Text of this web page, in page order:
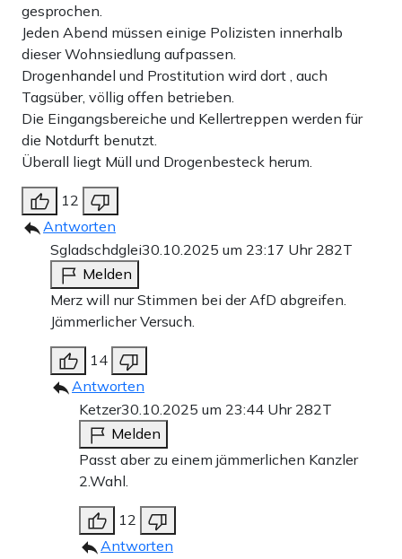
gesprochen.
Jeden Abend müssen einige Polizisten innerhalb
dieser Wohnsiedlung aufpassen.
Drogenhandel und Prostitution wird dort , auch
Tagsüber, völlig offen betrieben.
Die Eingangsbereiche und Kellertreppen werden für
die Notdurft benutzt.
Überall liegt Müll und Drogenbesteck herum.
12
Antworten
Sgladschdglei30.10.2025 um 23:17 Uhr 282T
Melden
Merz will nur Stimmen bei der AfD abgreifen.
Jämmerlicher Versuch.
14
Antworten
Ketzer30.10.2025 um 23:44 Uhr 282T
Melden
Passt aber zu einem jämmerlichen Kanzler
2.Wahl.
12
Antworten